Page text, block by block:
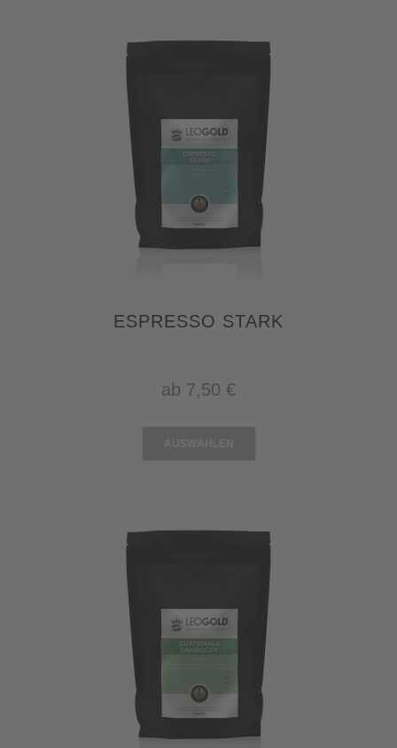
ESPRESSO STARK
ab 7,50 €